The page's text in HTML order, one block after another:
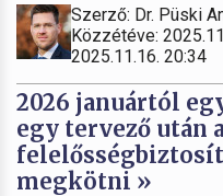
Szerző: Dr. Püski
Közzétéve:
2025.11.16. 20:34
2026 januártól
egy tervező után
megkötni »